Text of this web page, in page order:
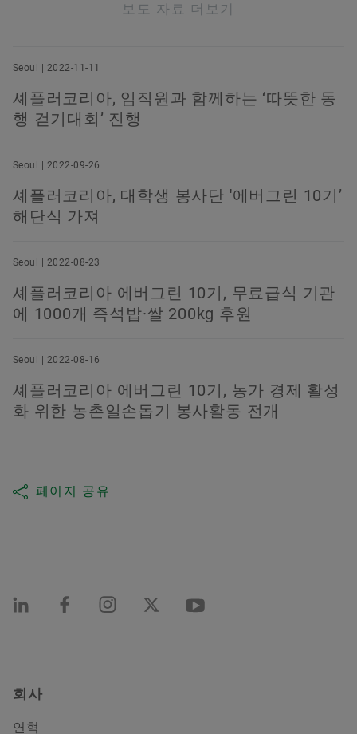
보도 자료 더보기
Seoul | 2022-11-11
셰플러코리아, 임직원과 함께하는 ‘따뜻한 동
행 걷기대회’ 진행
Seoul | 2022-09-26
셰플러코리아, 대학생 봉사단 '에버그린 10기’
해단식 가져
Seoul | 2022-08-23
셰플러코리아 에버그린 10기, 무료급식 기관
에 1000개 즉석밥·쌀 200kg 후원
Seoul | 2022-08-16
셰플러코리아 에버그린 10기, 농가 경제 활성
화 위한 농촌일손돕기 봉사활동 전개
페이지 공유
회사
연혁